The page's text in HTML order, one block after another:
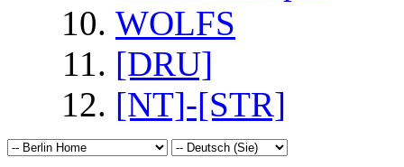
WOLFS
[DRU]
[NT]-[STR]